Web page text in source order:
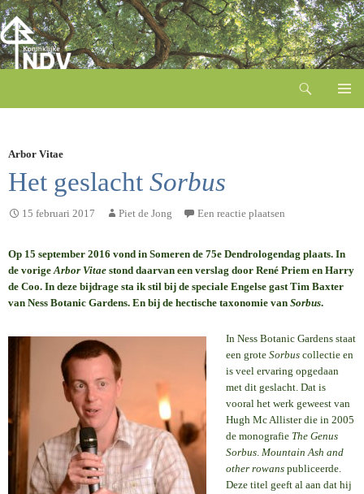
inhoud
Arbor Vitae
Het geslacht Sorbus
15 februari 2017 Piet de Jong Een reactie plaatsen
Op 15 september 2016 vond in Someren de 75e Dendrologendag plaats. In
de vorigeArbor Vitae stond daarvan een verslag door René Priem en Harry
de Coo. In deze bijdrage sta ik stil bij de speciale Engelse gast Tim Baxter
van Ness Botanic Gardens. En bij de hectische taxonomie van Sorbus.
In Ness Botanic Gardens staat
een grote Sorbus collectie en
is veel ervaring opgedaan
met dit geslacht. Dat is
vooral het werk geweest van
Hugh Mc Allister die in 2005
de monografie The Genus
Sorbus. Mountain Ash and
other rowans publiceerde.
Deze titel geeft al aan dat hij